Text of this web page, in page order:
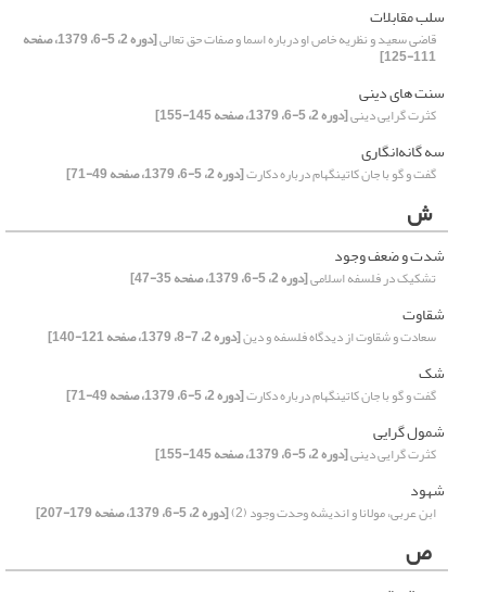
سلب مقابلات
قاضی سعید و نظریه خاص او درباره اسما و صفات حق تعالی [دوره 2، 5-6، 1379، صفحه
111-125]
سنت های دینی
کثرت گرایی دینی[دوره 2، 5-6، 1379، صفحه 145-155]
سه گانه‌انگاری
گفت و گو با جان کاتینگهام درباره دکارت[دوره 2، 5-6، 1379، صفحه 49-71]
ش
شدت و ضعف وجود
تشکیک در فلسفه اسلامی[دوره 2، 5-6، 1379، صفحه 35-47]
شقاوت
سعادت و شقاوت از دیدگاه فلسفه و دین[دوره 2، 7-8، 1379، صفحه 121-140]
شک
گفت و گو با جان کاتینگهام درباره دکارت[دوره 2، 5-6، 1379، صفحه 49-71]
شمول گرایی
کثرت گرایی دینی[دوره 2، 5-6، 1379، صفحه 145-155]
شهود
ابن عربی، مولانا و اندیشه وحدت وجود (2) [دوره 2، 5-6، 1379، صفحه 179-207]
ص